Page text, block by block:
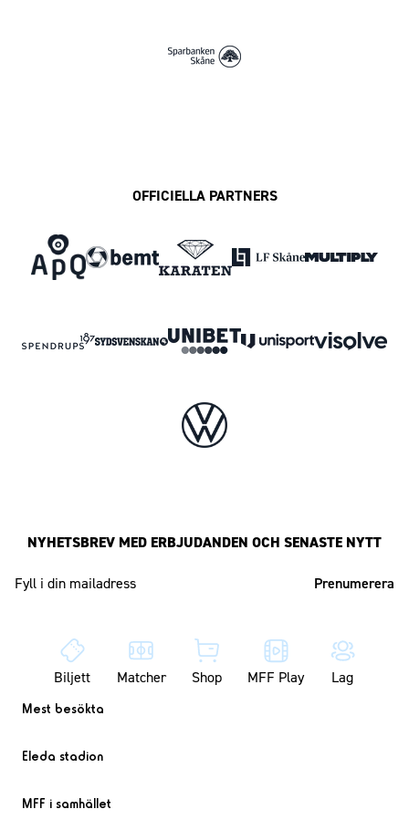
OFFICIELLA PARTNERS
NYHETSBREV MED ERBJUDANDEN OCH SENASTE NYTT
Biljett Matcher Shop MFF Play Lag
Mest besökta
Eleda stadion
MFF i samhället